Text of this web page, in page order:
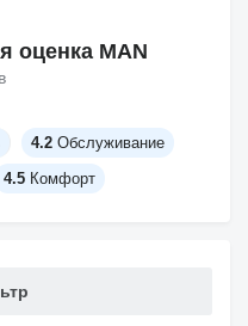
оценка MAN
4.2 Обслуживание
4.5Комфорт